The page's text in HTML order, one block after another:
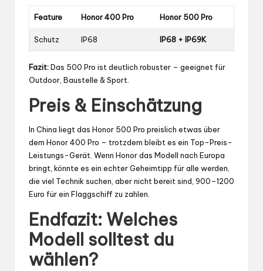
Feature Honor 400 Pro Honor 500 Pro
Schutz IP68 IP68 + IP69K
Fazit:Das 500 Pro ist deutlich robuster – geeignet für
Outdoor, Baustelle & Sport.
Preis & Einschätzung
In China liegt das Honor 500 Pro preislich etwas über
dem Honor 400 Pro – trotzdem bleibt es ein Top-Preis-
Leistungs-Gerät. Wenn Honor das Modell nach Europa
bringt, könnte es ein echter Geheimtipp für alle werden,
die viel Technik suchen, aber nicht bereit sind, 900–1200
Euro für ein Flaggschiff zu zahlen.
Endfazit: Welches
Modell solltest du
wählen?